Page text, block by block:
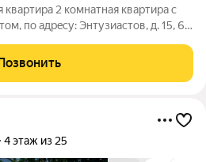
2 комнатная квартира с
по адрecу: Энтузиастoв, д. 15, 6
на лоджию - уютная спaльня 13
4 этаж из 25